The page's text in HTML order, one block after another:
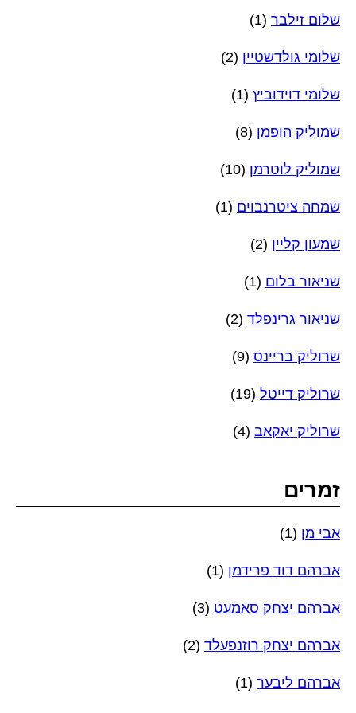
שלום זילבר (1)
שלומי גולדשטיין (2)
שלומי דוידוביץ (1)
שמוליק הופמן (8)
שמוליק לוטרמן (10)
שמחה ציטרנבוים (1)
שמעון קליין (2)
שניאור בלום (1)
שניאור גרינפלד (2)
שרוליק בריינס (9)
שרוליק דייטל (19)
שרוליק יאקאב (4)
זמרים
אבי מן (1)
אברהם דוד פרידמן (1)
אברהם יצחק סאמעט (3)
אברהם יצחק רוזנפעלד (2)
אברהם ליבער (1)